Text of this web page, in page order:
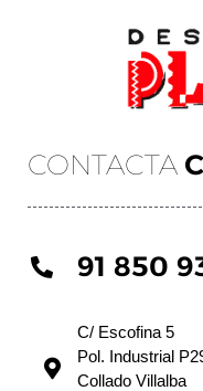
CONTACTA
91 850
C/ Escofina 5
Pol. Industrial
Collado Villalba